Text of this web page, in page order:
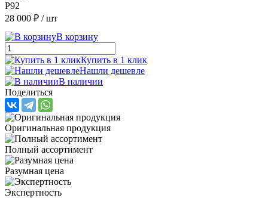
P92
28 000 ₽ / шт
В корзину
Купить в 1 клик
Нашли дешевле
В наличии
Поделиться
Оригинальная продукция
Полный ассортимент
Разумная цена
Экспертность